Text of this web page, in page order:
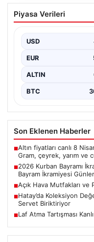
2026 Kurban
Zaman
2026 yılı Kurban
ikramiyelerinin ne…
Piyasa Verileri
USD
EUR
ALTIN
BTC
Son Eklenen Haberler
■Altın fiyatları canlı 8
Gram, çeyrek, yarım ve
■2026 Kurban Bayramı
Bayram İkramiyesi
■Açık Hava Mutfakları ve
■Hatay’da Koleksiyon
Servet Biriktiriyor
■Laf Atma Tartışması